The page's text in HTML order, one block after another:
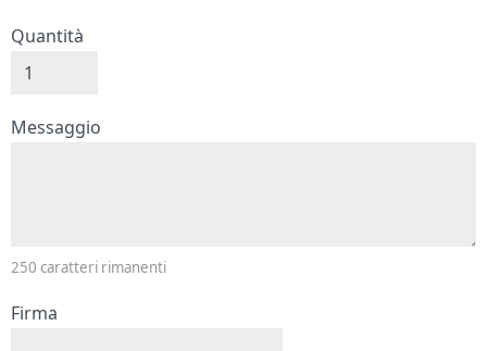
Quantità
Messaggio e firma
Messaggio
250 caratteri rimanenti
Firma